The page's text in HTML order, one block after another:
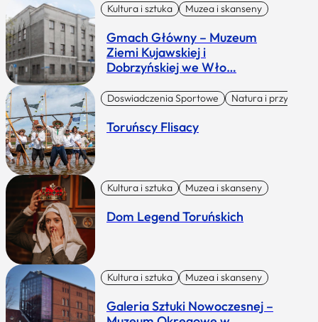
Kultura i sztuka Muzea i skanseny
Gmach Główny – Muzeum
Ziemi Kujawskiej i
Dobrzyńskiej we Wło…
Doswiadczenia Sportowe Natura i przygoda
Toruńscy Flisacy
Kultura i sztuka Muzea i skanseny
Dom Legend Toruńskich
Kultura i sztuka Muzea i skanseny
Galeria Sztuki Nowoczesnej –